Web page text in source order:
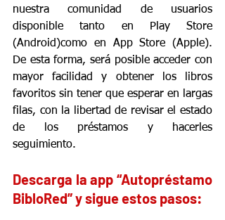
nuestra comunidad de usuarios
disponible tanto en Play Store
(Android)como en App Store (Apple).
De esta forma, será posible acceder con
mayor facilidad y obtener los libros
favoritos sin tener que esperar en largas
filas, con la libertad de revisar el estado
de los préstamos y hacerles
seguimiento.
Descarga la app “Autopréstamo
BibloRed” y sigue estos pasos: